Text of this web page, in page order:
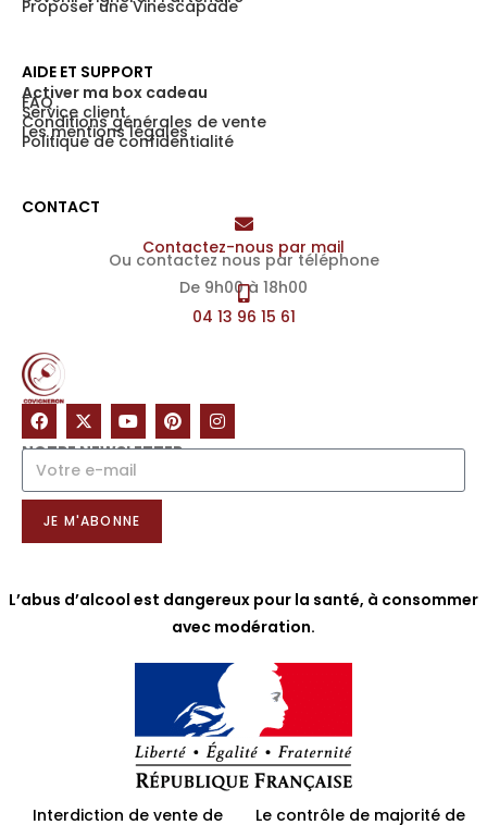
NOTRE NEWSLETTER
JE M'ABONNE
CONTACT
Contactez-nous par mail
Ou contactez nous par téléphone
De 9h00 à 18h00
04 13 96 15 61
AIDE ET SUPPORT
Activer ma box cadeau
FAQ
Service client
Conditions générales de vente
Les mentions légales
Politique de confidentialité
Proposer une Vinescapade
L’abus d’alcool est dangereux pour la santé, à consommer
avec modération.
Interdiction de vente de Le contrôle de majorité de